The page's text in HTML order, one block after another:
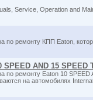
Service, Operation and
по ремонту КПП Eaton,
SPEED AND 15 SPEED
по ремонту Eaton 10
на автомобилях